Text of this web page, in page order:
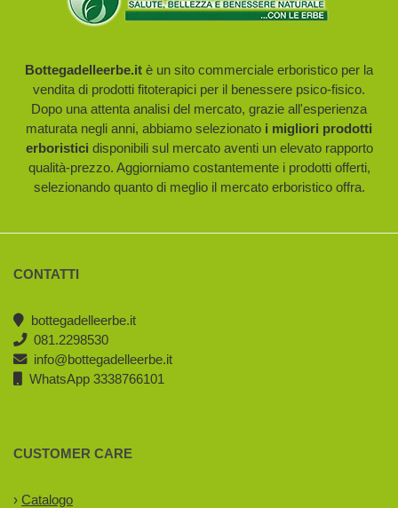
Bottegadelleerbe.it è un sito commerciale erboristico per la
vendita di prodotti fitoterapici per il benessere psico-fisico.
Dopo una attenta analisi del mercato, grazie all'esperienza
maturata negli anni, abbiamo selezionato i migliori prodotti
erboristici disponibili sul mercato aventi un elevato rapporto
qualità-prezzo. Aggiorniamo costantemente i prodotti offerti,
selezionando quanto di meglio il mercato erboristico offra.
CONTATTI
bottegadelleerbe.it
081.2298530
info@bottegadelleerbe.it
WhatsApp 3338766101
CUSTOMER CARE
› Catalogo